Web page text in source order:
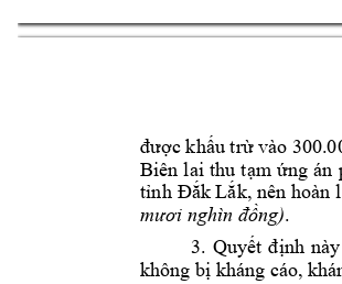
được khấu trừ vào
Biên lai thu tạm ứng án
tỉnh Đắk Lắk, nên hoàn l
mươi nghìn đồng).
3. Quyết định này
không bị kháng cáo,